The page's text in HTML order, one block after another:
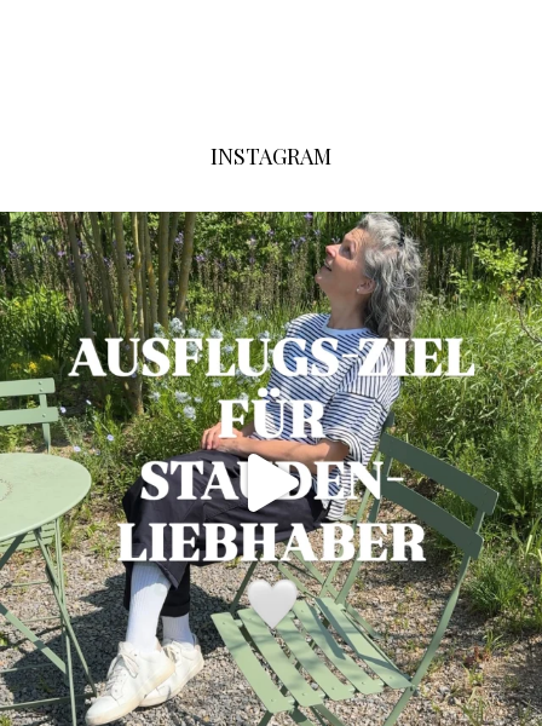
INSTAGRAM